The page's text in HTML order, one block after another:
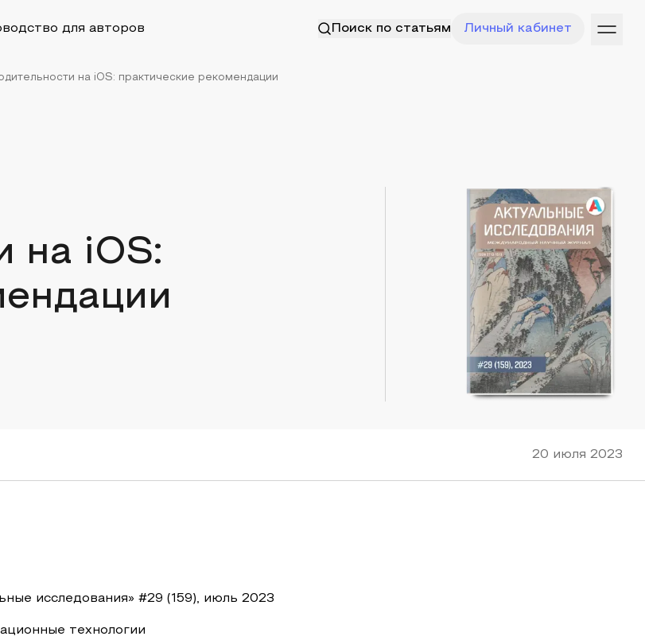
для авторов Поиск по статьям Личный кабинет
на iOS: практические рекомендации
на iOS:
20 июля 2023
исследования» #29 (159), июль 2023
технологии